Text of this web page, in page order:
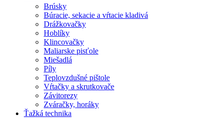
Brúsky
Búracie, sekacie a vŕtacie kladivá
Drážkovačky
Hoblíky
Klincovačky
Maliarske pisťole
Miešadlá
Píly
Teplovzdušné pištole
Vŕtačky a skrutkovače
Závitorezy
Zváračky, horáky
Ťažká technika